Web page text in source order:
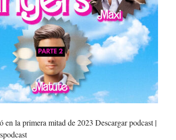
en la primera mitad de 2023 Descargar podcast |